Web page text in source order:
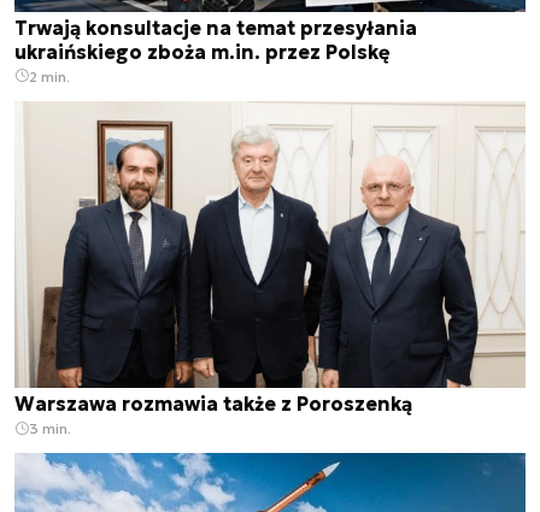
Trwają konsultacje na temat przesyłania
ukraińskiego zboża m.in. przez Polskę
2 min.
Warszawa rozmawia także z Poroszenką
3 min.